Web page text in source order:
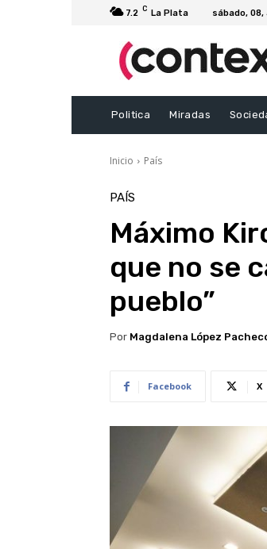
7.2 C La Plata sábado,
Politica Miradas
Inicio País
PAÍS
Máximo
que no se
pueblo”
Por Magdalena López
Facebook X